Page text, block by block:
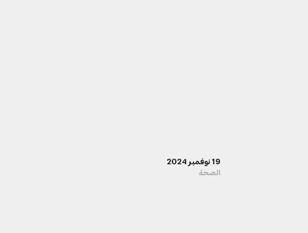
19 نوفمبر 2024
الصحة